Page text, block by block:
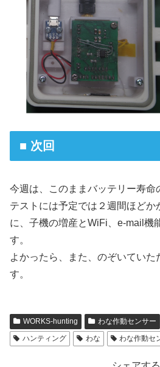
■ 次回
今週は、このままバッテリー寿命
テストには予定では２週間ほどか
に、子機の増産とWiFi、e-mail機
す。
よかったら、また、のぞいてい
す。
WORKS-hunting わな作動センサー
ハンティング
わな わな作動セ